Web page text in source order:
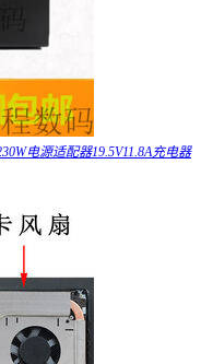
电源适配器19.5V11.8A充电器